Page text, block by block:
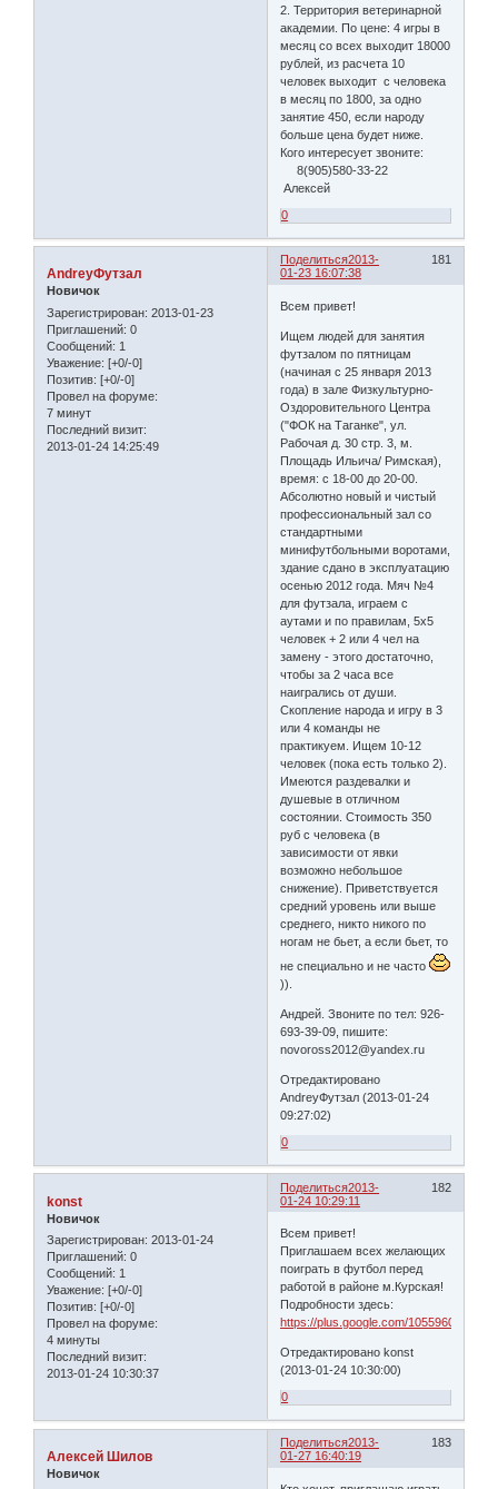
2. Территория ветеринарной
академии. По цене: 4 игры в
месяц со всех выходит 18000
рублей, из расчета 10
человек выходит с человека
в месяц по 1800, за одно
занятие 450, если народу
больше цена будет ниже.
Кого интересует звоните:
8(905)580-33-22
Алексей
0
Поделиться 181
2013-
01-23 16:07:38
AndreyФутзал
Новичок
Зарегистрирован: 2013-01-23
Приглашений: 0
Сообщений: 1
Уважение: [+0/-0]
Позитив: [+0/-0]
Провел на форуме:
7 минут
Последний визит:
2013-01-24 14:25:49
Всем привет!
Ищем людей для занятия
футзалом по пятницам
(начиная с 25 января 2013
года) в зале Физкультурно-
Оздоровительного Центра
("ФОК на Таганке", ул.
Рабочая д. 30 стр. 3, м.
Площадь Ильича/ Римская),
время: с 18-00 до 20-00.
Абсолютно новый и чистый
профессиональный зал со
стандартными
минифутбольными воротами,
здание сдано в эксплуатацию
осенью 2012 года. Мяч №4
для футзала, играем с
аутами и по правилам, 5x5
человек + 2 или 4 чел на
замену - этого достаточно,
чтобы за 2 часа все
наигрались от души.
Скопление народа и игру в 3
или 4 команды не
практикуем. Ищем 10-12
человек (пока есть только 2).
Имеются раздевалки и
душевые в отличном
состоянии. Стоимость 350
руб с человека (в
зависимости от явки
возможно небольшое
снижение). Приветствуется
средний уровень или выше
среднего, никто никого по
ногам не бьет, а если бьет, то
не специально и не часто
)).
Андрей. Звоните по тел: 926-
693-39-09, пишите:
novoross2012@yandex.ru
Отредактировано
AndreyФутзал (2013-01-24
09:27:02)
0
Поделиться 182
2013-
01-24 10:29:11
konst
Новичок
Зарегистрирован: 2013-01-24
Приглашений: 0
Сообщений: 1
Уважение: [+0/-0]
Позитив: [+0/-0]
Провел на форуме:
4 минуты
Последний визит:
2013-01-24 10:30:37
Всем привет!
Приглашаем всех желающих
поиграть в футбол перед
работой в районе м.Курская!
Подробности здесь:
https://plus.google.com/
Отредактировано konst
(2013-01-24 10:30:00)
0
Поделиться 183
2013-
01-27 16:40:19
Алексей Шилов
Новичок